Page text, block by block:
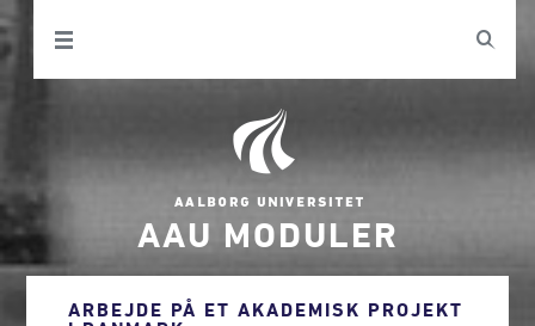
AAU MODULER
ARBEJDE PÅ ET AKADEMISK PROJEKT